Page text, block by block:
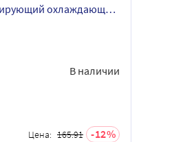
охлаждающий
В наличии
Цена: 165.91 12